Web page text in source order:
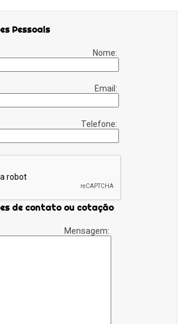
Pessoais
Nome:
Email:
Telefone:
de contato ou cotação
Mensagem: